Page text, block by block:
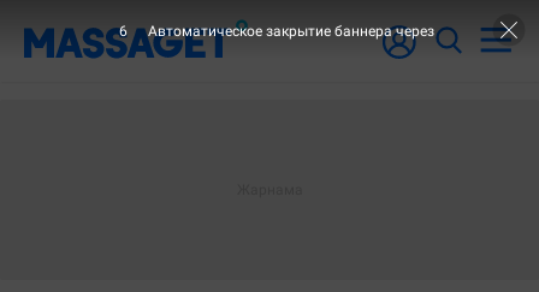
6 Автоматическое закрытие баннера через